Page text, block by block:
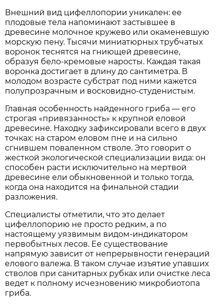
Внешний вид цифеллопории уникален: ее
плодовые тела напоминают застывшее в
древесине молочное кружево или окаменевшую
морскую пену. Тысячи миниатюрных трубчатых
воронок теснятся на гниющей древесине,
образуя бело-кремовые наросты. Каждая такая
воронка достигает в длину до сантиметра. В
молодом возрасте субстрат под ними кажется
полупрозрачным и восковидно-студенистым.
Главная особенность найденного гриба — его
строгая «привязанность» к крупной еловой
древесине. Находку зафиксировали всего в двух
точках: на старом еловом пне и на сильно
сгнившем поваленном стволе. Это говорит о
жесткой экологической специализации вида: он
способен расти исключительно на мертвой
древесине ели обыкновенной и только тогда,
когда она находится на финальной стадии
разложения.
Специалисты отметили, что это делает
цифеллопорию не просто редким, а по
настоящему уязвимым видом-индикатором
первобытных лесов. Ее существование
напрямую зависит от непрерывности генераций
елового валежа. В таком случае изъятие упавших
стволов при санитарных рубках или очистке леса
ведет к полному исчезновению микробиотопа
гриба.